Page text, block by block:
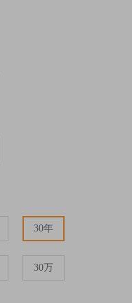
30年
30万